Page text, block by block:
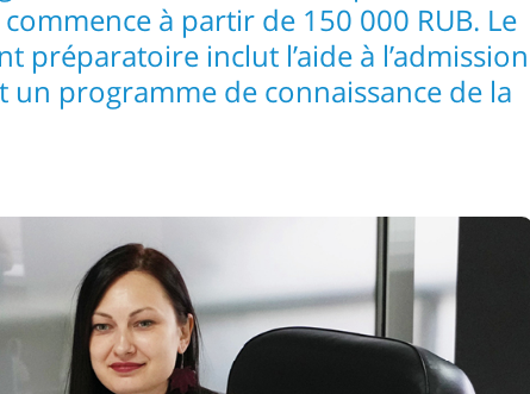
à partir de 150 000 RUB. Le
préparatoire inclut l’aide à l’admission
un programme de connaissance de la
russe.
de passer des examens d’entrée pour des
pas de résultats d’un examen d’État unifié,